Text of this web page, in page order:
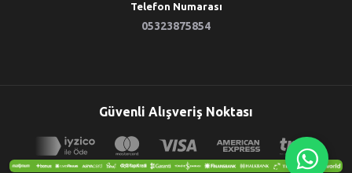
Telefon Numarası
05323875854
Güvenli Alışveriş Noktası